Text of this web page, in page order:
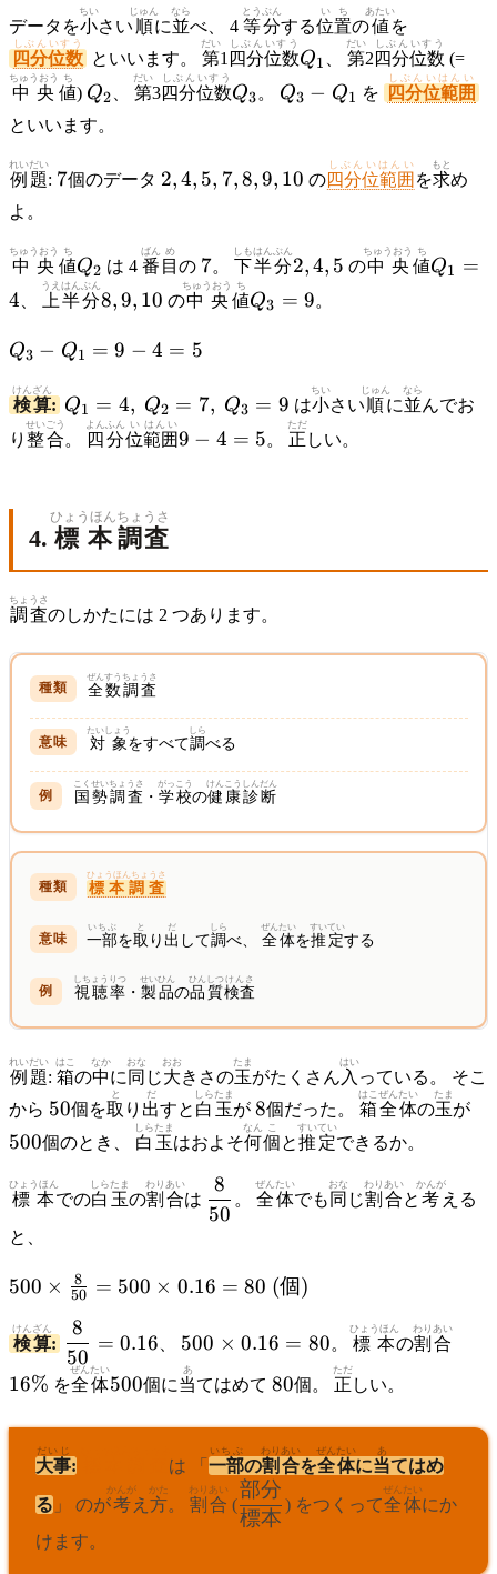
データを小
ちい
さい 順
じゅん
に並
なら
べ、 4 等分
とうぶん
する位置
いち
の値
あたい
を
四分位数
しぶんいすう
といいます。 第
だい
1 四分位数
しぶんいすう Q_1
Q1 第
だい
2 四分位数
しぶんいすう
(=
中央
ちゅうおう
値
ち
) Q_2
Q2 第
だい
3四分位数
しぶんいすう Q_3
Q3。 Q_3
Q3 − Q1 を 四分位範囲
しぶんいはんい
といいます。
例題
れいだい
: 7
7個のデータ 2,
4,
7,
8,
9,
2,4, 5, 7,8,9, 10 の四分位範囲
しぶんいはんい
を求
もと
め
よ。
中央
ちゅうおう
値
ち Q_2
Q2 は 4 番
ばん
目
め
の 7
7。 下
しも
半分
はんぶん 2,4,5
2,4, 5 の中央
ちゅうおう
値
ち Q_1
= 4
Q1 =
4
上
うえ
半分
はんぶん 8,9,10
8,9, 10 の中央
ちゅうおう
値
ち Q_3
= 9
Q3 = 9。
Q_3
Q_1
= 9
- 4
Q3 − Q1 = 9 − 4 = 5
検算
けんざん
: Q_1
=
4,\
7,\
Q_3
= 9
Q1 = 4, Q2 = 7, Q3 = 9 は小
ちい
さい順
じゅん
に並
なら
んでお
り 整合
せいごう
。 四
よん
分
ふん
位
い
範囲
はんい9
9 − 4 = 5。 正
ただ
しい。
4. 標本
ひょうほん
調査
ちょうさ
調査
ちょうさ
のしかたには 2 つあります。
全数
ぜんすう
調査
ちょうさ
対象
たいしょう
をすべて調
しら
べる
国勢調査
こくせいちょうさ
・学校
がっこう
の健康
けんこう
診断
しんだん
標本調査
ひょうほんちょうさ
一部
いちぶ
を取
と
り出
だ
して調
しら
べ、全体
ぜんたい
を推定
すいてい
する
視聴
しちょう
率
りつ
・製品
せいひん
の品質
ひんしつ
検査
けんさ
例題
れいだい
: 箱
はこ
の中
なか
に 同
おな
じ大
おお
きさの玉
たま
がたくさん 入
はい
っている。 そこ
から 50
50個を取
と
り 出
だ
すと 白玉
しらたま
が 8
8個だった。 箱
はこ
全体
ぜんたい
の玉
たま
が
500個のとき、 白玉
しらたま
はおよそ何
なん
個
こ
と推定
すいてい
できるか。
標本
ひょうほん
での白玉
しらたま
の割合
わりあい
は
\dfrac{8}
{50}
50
8
。 全体
ぜんたい
でも 同
おな
じ割合
わりあい
と 考
かんが
える
と、
500
\frac{8}
{50} =
500
0.16 =
80\ (個)
500 × 50
8 = 500 × 0.16 = 80 (個)
検算
けんざん
:
\dfrac{8}
{50} =
0.16
50
8
= 0.16
500
\times
0.16
500 × 0.16 = 80。 標本
ひょうほん
の割合
わりあい
16% を全体
ぜんたい500
500個に当
あ
てはめて 80
80個。 正
ただ
しい。
大事
だいじ
: は 「 一部
いちぶ
の割合
わりあい
を全体
ぜんたい
に当
あ
てはめ
る 」 のが考
かんが
え 方
かた
。 割合
わりあい
(\dfrac{部
分}{標
標本
部分
) をつくって全体
ぜんたい
にか
けます。